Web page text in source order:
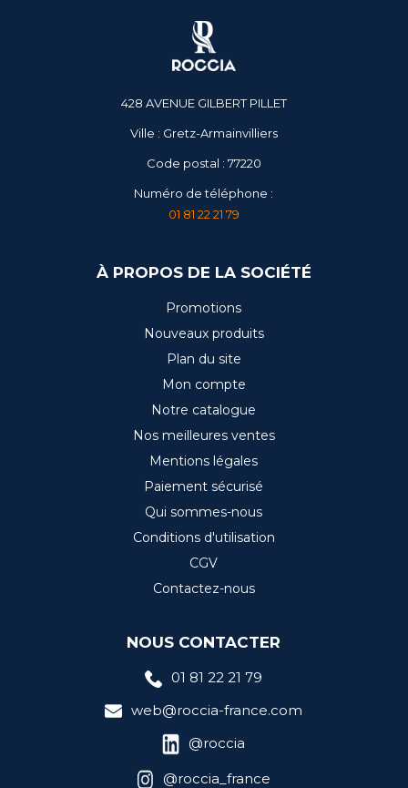
428 AVENUE GILBERT PILLET
Ville : Gretz-Armainvilliers
Code postal : 77220
Numéro de téléphone :
01 81 22 21 79
À PROPOS DE LA SOCIÉTÉ
Promotions
Nouveaux produits
Plan du site
Mon compte
Notre catalogue
Nos meilleures ventes
Mentions légales
Paiement sécurisé
Qui sommes-nous
Conditions d'utilisation
CGV
Contactez-nous
NOUS CONTACTER
01 81 22 21 79
web@roccia-france.com
@roccia
@roccia_france